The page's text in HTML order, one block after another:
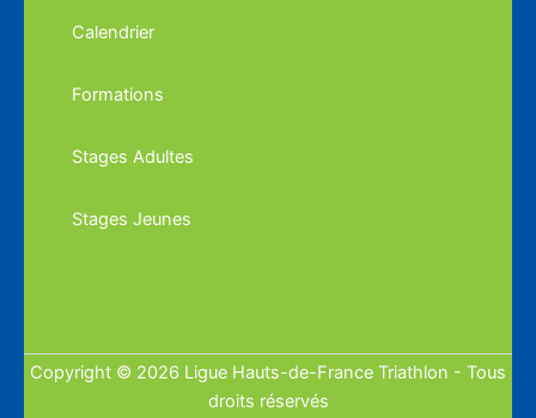
Calendrier
Formations
Stages Adultes
Stages Jeunes
Copyright © 2026 Ligue Hauts-de-France Triathlon - Tous
droits réservés